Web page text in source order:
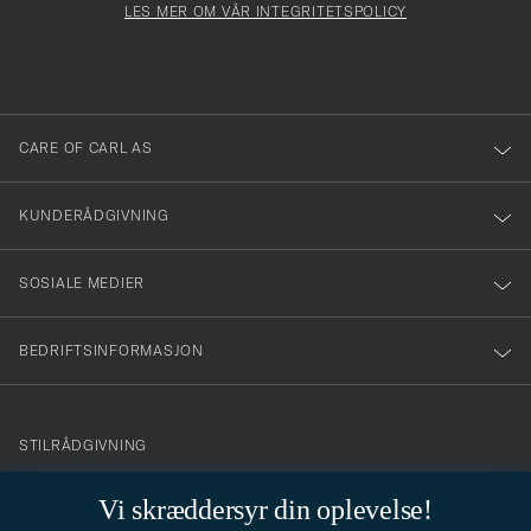
Vi skræddersyr din oplevelse!
dig
till
vårt
nyhetsbrev!
LES MER OM VÅR INTEGRITETSPOLICY
CARE OF CARL AS
KUNDERÅDGIVNING
SOSIALE MEDIER
BEDRIFTSINFORMASJON
info@careofcarl.no
STILRÅDGIVNING